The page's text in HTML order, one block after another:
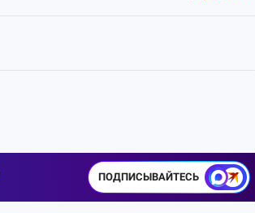
ПОДПИСЫВАЙТЕСЬ